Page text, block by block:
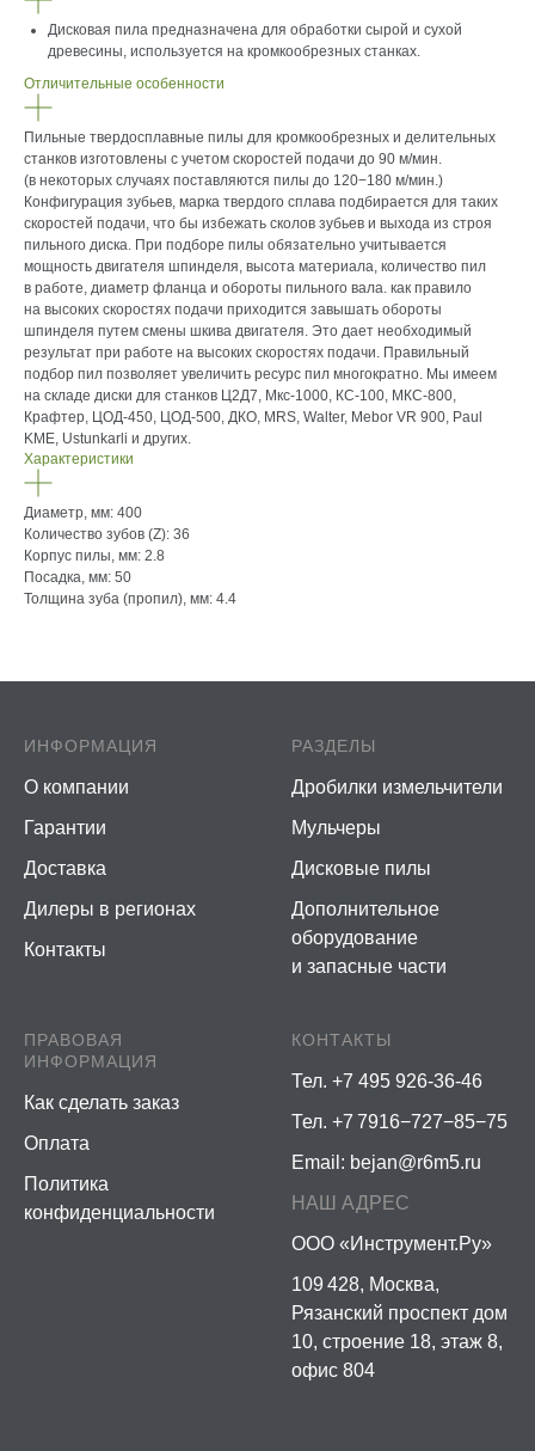
Дисковая пила предназначена для обработки сырой и сухой
древесины, используется на кромкообрезных станках.
Отличительные особенности
Пильные твердосплавные пилы для кромкообрезных и делительных
станков изготовлены с учетом скоростей подачи до 90 м/мин.
(в некоторых случаях поставляются пилы до 120−180 м/мин.)
Конфигурация зубьев, марка твердого сплава подбирается для таких
скоростей подачи, что бы избежать сколов зубьев и выхода из строя
пильного диска. При подборе пилы обязательно учитывается
мощность двигателя шпинделя, высота материала, количество пил
в работе, диаметр фланца и обороты пильного вала. как правило
на высоких скоростях подачи приходится завышать обороты
шпинделя путем смены шкива двигателя. Это дает необходимый
результат при работе на высоких скоростях подачи. Правильный
подбор пил позволяет увеличить ресурс пил многократно. Мы имеем
на складе диски для станков Ц2Д7, Мкс-1000, КС-100, МКС-800,
Крафтер, ЦОД-450, ЦОД-500, ДКО, MRS, Walter, Mebor VR 900, Paul
KME, Ustunkarli и других.
Характеристики
Диаметр, мм: 400
Количество зубов (Z): 36
Корпус пилы, мм: 2.8
Посадка, мм: 50
Толщина зуба (пропил), мм: 4.4
ИНФОРМАЦИЯ
О компании
Гарантии
Доставка
Дилеры в регионах
Контакты
РАЗДЕЛЫ
Дробилки измельчители
Мульчеры
Дисковые пилы
Дополнительное
оборудование
и запасные части
ПРАВОВАЯ
ИНФОРМАЦИЯ
Как сделать заказ
Оплата
Политика
конфиденциальности
КОНТАКТЫ
Тел. +7 495 926-36-46
Тел. +7 7916−727−85−75
Email: bejan@r6m5.ru
НАШ АДРЕС
ООО «Инструмент.Ру»
109 428, Москва,
Рязанский проспект дом
10, строение 18, этаж 8,
офис 804